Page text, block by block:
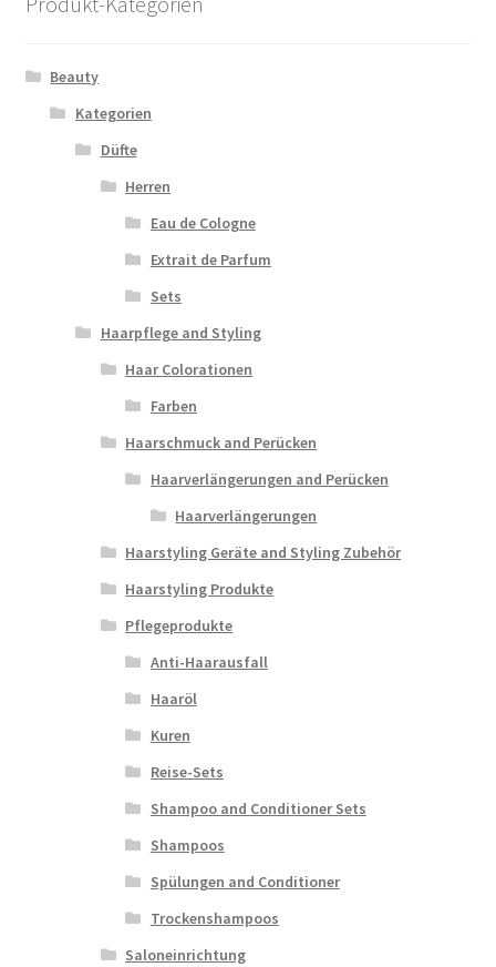
Beauty
Kategorien
Düfte
Herren
Eau de Cologne
Extrait de Parfum
Sets
Haarpflege and Styling
Haar Colorationen
Farben
Haarschmuck and Perücken
Haarverlängerungen and Perücken
Haarverlängerungen
Haarstyling Geräte and Styling Zubehör
Haarstyling Produkte
Pflegeprodukte
Anti-Haarausfall
Haaröl
Kuren
Reise-Sets
Shampoo and Conditioner Sets
Shampoos
Spülungen and Conditioner
Trockenshampoos
Saloneinrichtung